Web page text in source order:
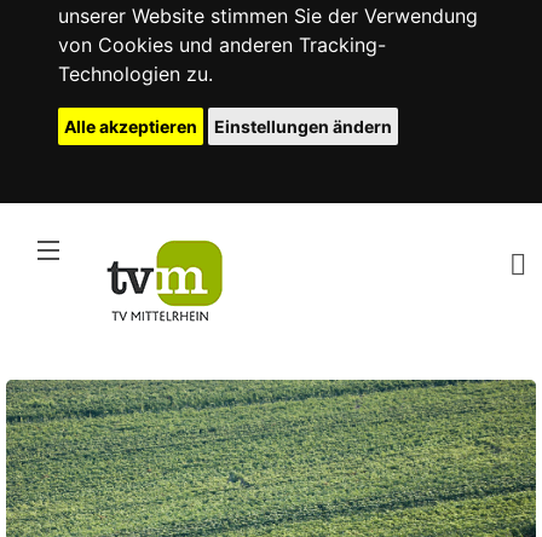
unserer Website stimmen Sie der Verwendung
von Cookies und anderen Tracking-
Technologien zu.
Alle akzeptieren Einstellungen ändern